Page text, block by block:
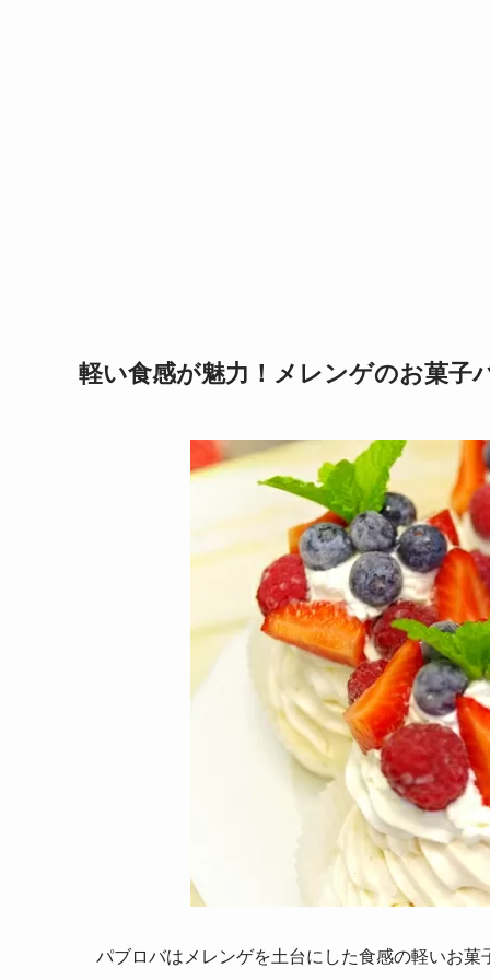
軽い食感が魅力！メレンゲのお菓子
パブロバはメレンゲを土台にした食感の軽いお菓